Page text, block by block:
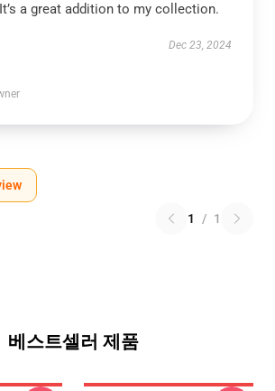
a great addition to my collection.
Dec 23, 2024
1 / 1
베스트셀러 제품